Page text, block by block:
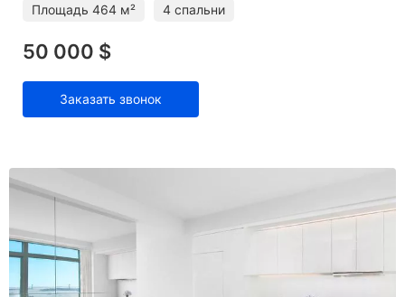
Площадь 464 м² 4 спальни
50 000 $
Заказать звонок